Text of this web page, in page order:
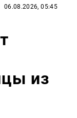
06.08.2026, 05:45
из